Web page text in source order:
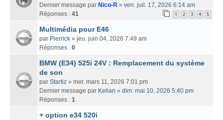
Dernier message par Nico-R » ven. juil. 17, 2026 6:14 am
Réponses : 41 1 2 3 4 5
Multimédia pour E46
par Pierrick » jeu. juin 04, 2026 7:49 am
Réponses : 0
BMW (E34) 525i 24V : Remplacement du système
de son
par Startiz » mer. mars 11, 2026 7:01 pm
Dernier message par Kelian » dim. mai 10, 2026 5:40 pm
Réponses : 1
+ option e34 520i